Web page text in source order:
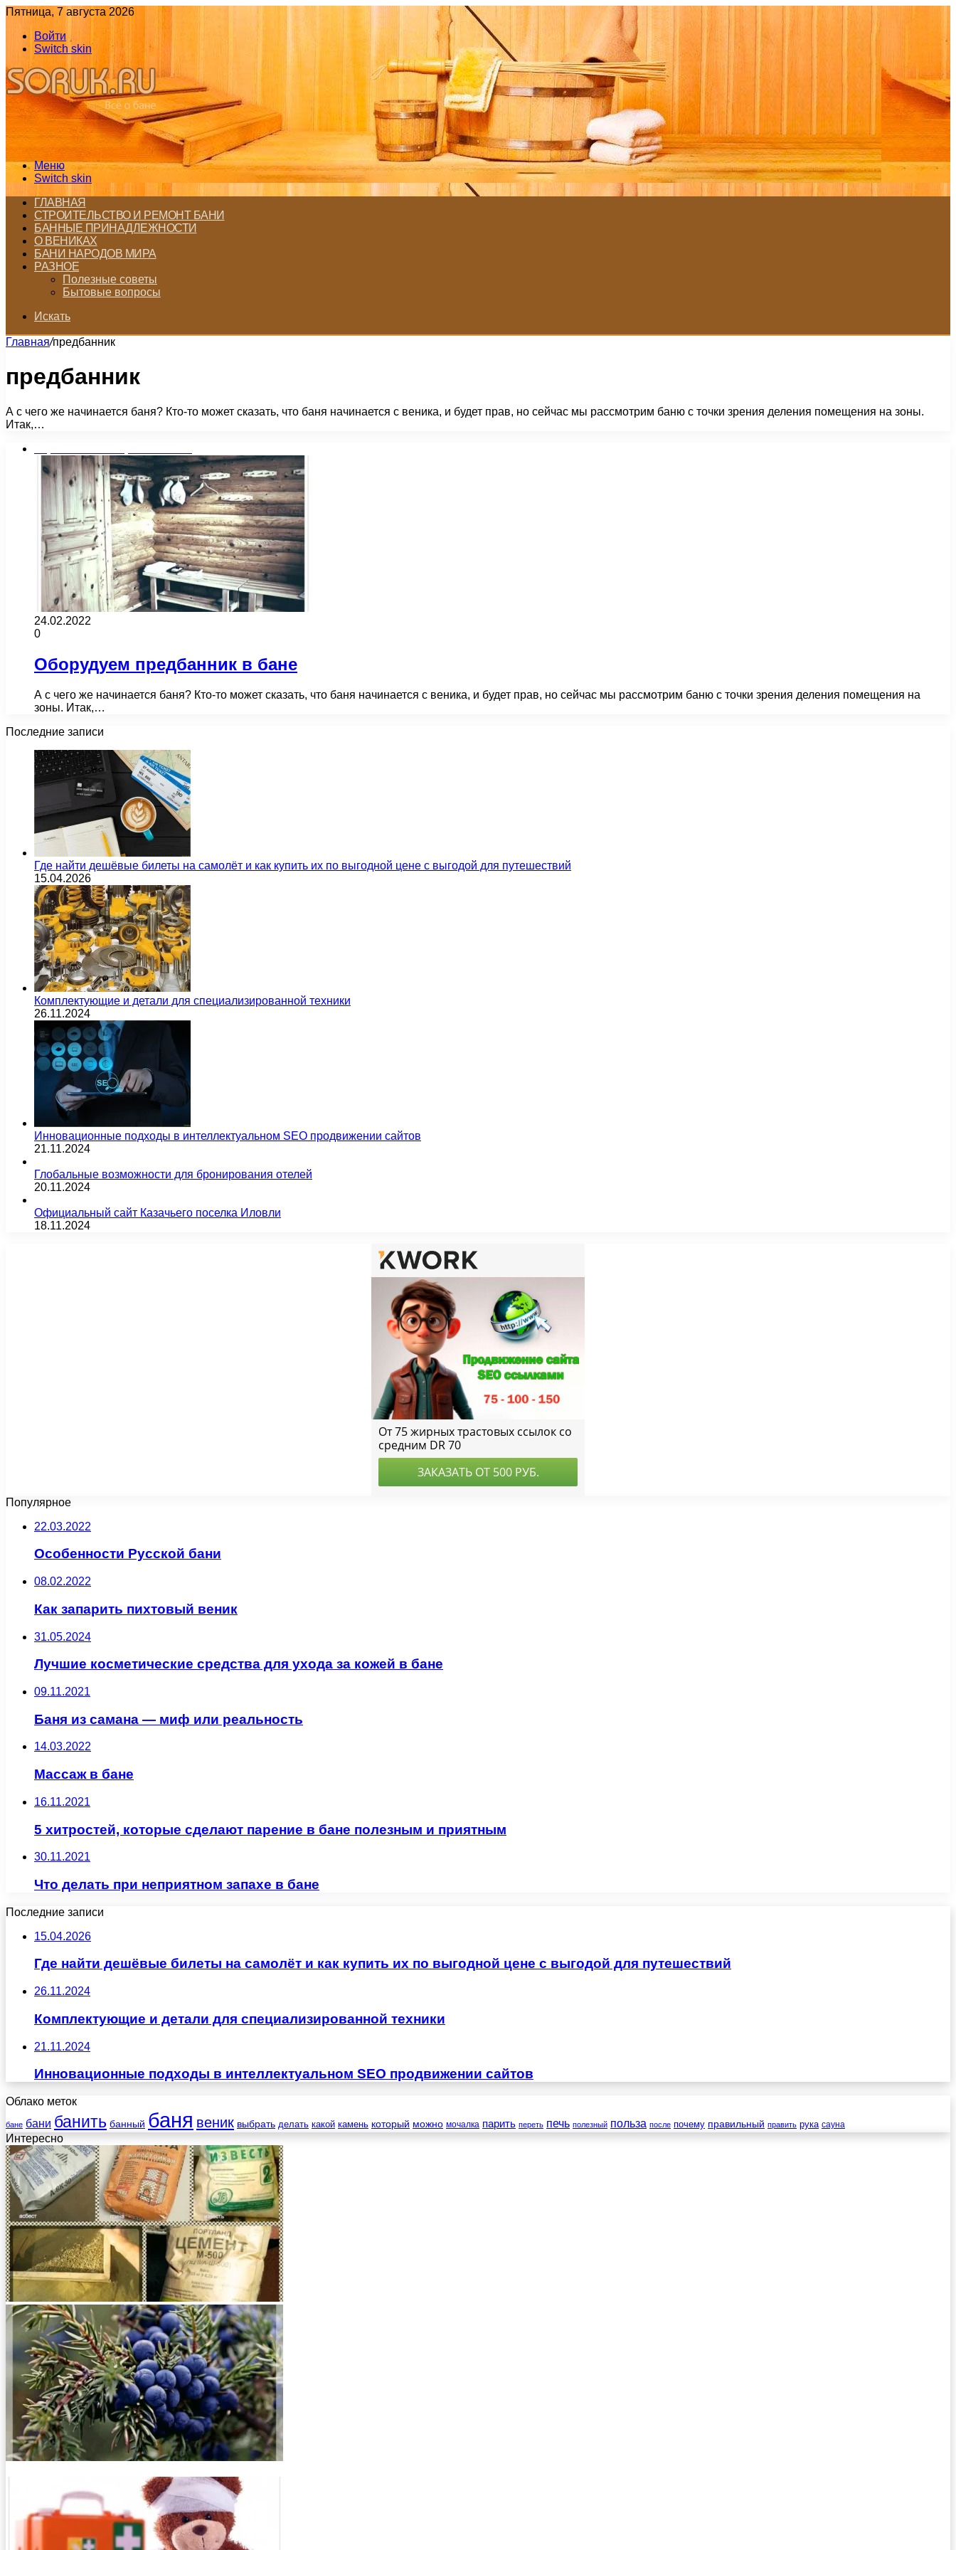
Пятница, 7 августа 2026
Войти
Switch skin
Меню
Switch skin
ГЛАВНАЯ
СТРОИТЕЛЬСТВО И РЕМОНТ БАНИ
БАННЫЕ ПРИНАДЛЕЖНОСТИ
О ВЕНИКАХ
БАНИ НАРОДОВ МИРА
РАЗНОЕ
Полезные советы
Бытовые вопросы
Искать
Главная/предбанник
предбанник
А с чего же начинается баня? Кто-то может сказать, что баня начинается с веника, и будет прав, но сейчас мы рассмотрим баню с точки зрения деления помещения на зоны.
Итак,…
24.02.2022
0
Оборудуем предбанник в бане
А с чего же начинается баня? Кто-то может сказать, что баня начинается с веника, и будет прав, но сейчас мы рассмотрим баню с точки зрения деления помещения на
зоны. Итак,…
Последние записи
Где найти дешёвые билеты на самолёт и как купить их по выгодной цене с выгодой для путешествий
15.04.2026
Комплектующие и детали для специализированной техники
26.11.2024
Инновационные подходы в интеллектуальном SEO продвижении сайтов
21.11.2024
Глобальные возможности для бронирования отелей
20.11.2024
Официальный сайт Казачьего поселка Иловли
18.11.2024
Популярное
22.03.2022
Особенности Русской бани
08.02.2022
Как запарить пихтовый веник
31.05.2024
Лучшие косметические средства для ухода за кожей в бане
09.11.2021
Баня из самана — миф или реальность
14.03.2022
Массаж в бане
16.11.2021
5 хитростей, которые сделают парение в бане полезным и приятным
30.11.2021
Что делать при неприятном запахе в бане
Последние записи
15.04.2026
Где найти дешёвые билеты на самолёт и как купить их по выгодной цене с выгодой для путешествий
26.11.2024
Комплектующие и детали для специализированной техники
21.11.2024
Инновационные подходы в интеллектуальном SEO продвижении сайтов
Облако меток
бане бани банить банный баня веник выбрать делать какой камень который можно мочалка парить переть печь полезный польза после почему правильный править рука сауна
Интересно